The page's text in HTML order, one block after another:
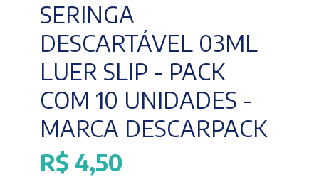
SERINGA
DESCARTÁVEL 03ML
LUER SLIP - PACK
COM 10 UNIDADES -
MARCA DESCARPACK
R$ 4,50